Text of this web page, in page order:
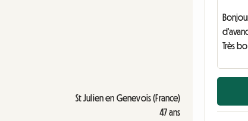
St Julien en Genevois (France)
47 ans